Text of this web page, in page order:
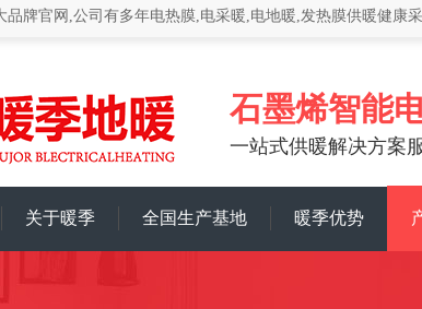
品牌官网,公司有多年电热膜,电采暖,电地暖,发热膜供暖健康
石墨烯智能
一站式供暖解决方案
关于暖季 全国生产基地 暖季优势